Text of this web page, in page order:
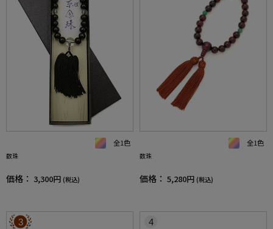
全1色
数珠
価格： 3,300円 (税込)
全1色
数珠
価格： 5,280円 (税込)
3 4